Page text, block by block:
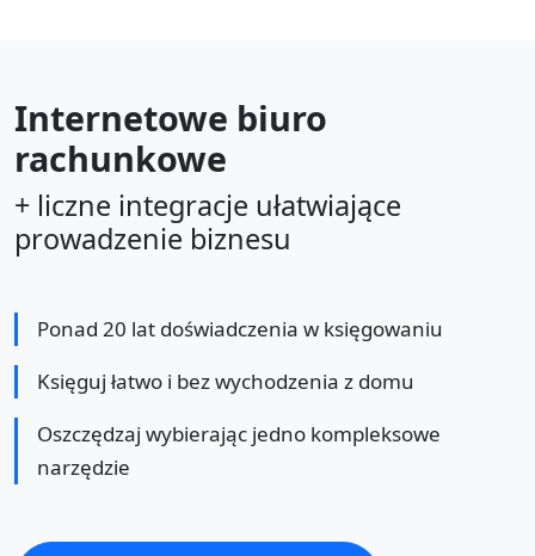
Internetowe biuro
rachunkowe
+ liczne integracje ułatwiające
prowadzenie biznesu
Ponad 20 lat doświadczenia w księgowaniu
Księguj łatwo i bez wychodzenia z domu
Oszczędzaj wybierając jedno kompleksowe
narzędzie